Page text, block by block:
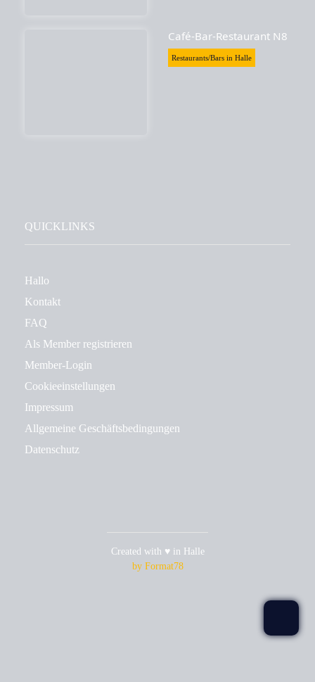
Café-Bar-Restaurant N8
Restaurants/Bars in Halle
QUICKLINKS
Hallo
Kontakt
FAQ
Als Member registrieren
Member-Login
Cookieeinstellungen
Impressum
Allgemeine Geschäftsbedingungen
Datenschutz
Created with ♥ in Halle
by Format78